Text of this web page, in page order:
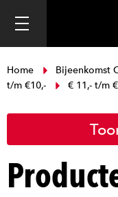
Home Bijeenkomst
t/m €10,-
€ 11,- t/m